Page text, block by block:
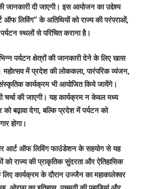
जानकारी दी जाएगी। इस आयोजन का उद्देश्य
लिविंग” के अतिथियों को राज्य की परंपराओं,
स्थलों से परिचित कराना है।
पर्यटन क्षेत्रों की जानकारी देने के लिए खास
में प्रदेश की लोककला,पारंपरिक व्यंजन,
कार्यक्रम भी आयोजित किये जायेंगे।
की जाएगी। यह कार्यक्रम न केवल मध्य
बढ़ावा देगा,बल्कि प्रदेश में पर्यटन को
होगा।
आर्ट ऑफ लिविंग फाउंडेशन के सहयोग से यह
को राज्य की प्राकृतिक सुंदरता और ऐतिहासिक
कार्यक्रम के दौरान उज्जैन का महाकालेश्वर